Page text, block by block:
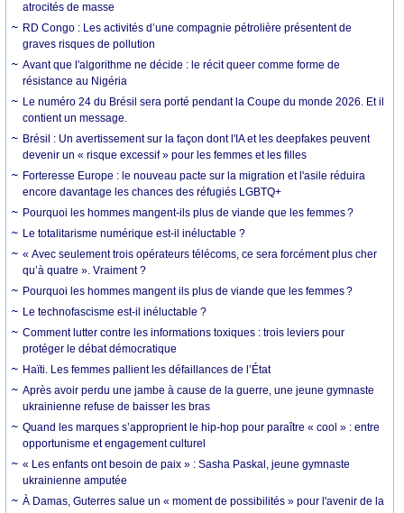
atrocités de masse
RD Congo : Les activités d’une compagnie pétrolière présentent de
graves risques de pollution
Avant que l'algorithme ne décide : le récit queer comme forme de
résistance au Nigéria
Le numéro 24 du Brésil sera porté pendant la Coupe du monde 2026. Et il
contient un message.
Brésil : Un avertissement sur la façon dont l'IA et les deepfakes peuvent
devenir un « risque excessif » pour les femmes et les filles
Forteresse Europe : le nouveau pacte sur la migration et l'asile réduira
encore davantage les chances des réfugiés LGBTQ+
Pourquoi les hommes mangent-ils plus de viande que les femmes ?
Le totalitarisme numérique est-il inéluctable ?
« Avec seulement trois opérateurs télécoms, ce sera forcément plus cher
qu’à quatre ». Vraiment ?
Pourquoi les hommes mangent ils plus de viande que les femmes ?
Le technofascisme est-il inéluctable ?
Comment lutter contre les informations toxiques : trois leviers pour
protéger le débat démocratique
Haïti. Les femmes pallient les défaillances de l’État
Après avoir perdu une jambe à cause de la guerre, une jeune gymnaste
ukrainienne refuse de baisser les bras
Quand les marques s’approprient le hip-hop pour paraître « cool » : entre
opportunisme et engagement culturel
« Les enfants ont besoin de paix » : Sasha Paskal, jeune gymnaste
ukrainienne amputée
À Damas, Guterres salue un « moment de possibilités » pour l'avenir de la